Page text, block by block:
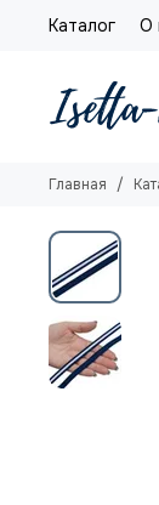
Каталог О
Главная